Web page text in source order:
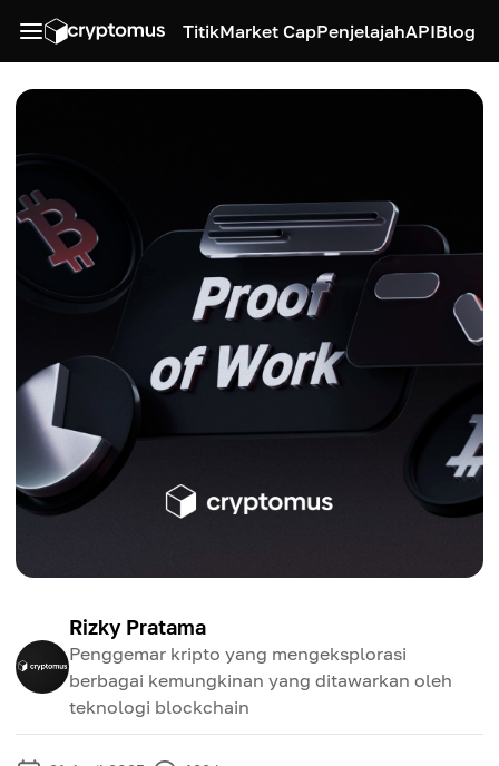
TitikMarket CapPenjelajahAPIBlog
Rizky Pratama
Penggemar kripto yang mengeksplorasi
berbagai kemungkinan yang ditawarkan oleh
teknologi blockchain